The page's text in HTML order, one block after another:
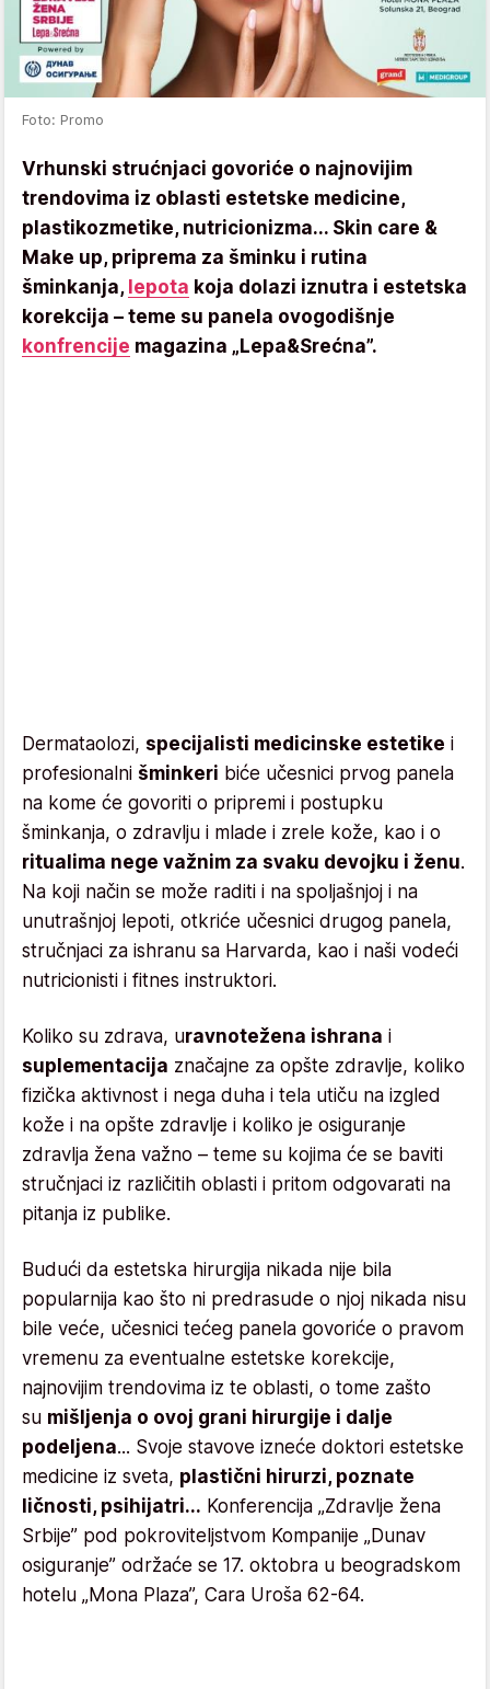
Foto: Promo
Vrhunski strućnjaci govoriće o najnovijim
trendovima iz oblasti estetske medicine,
plastikozmetike, nutricionizma... Skin care &
Make up, priprema za šminku i rutina
šminkanja, lepota koja dolazi iznutra i estetska
korekcija – teme su panela ovogodišnje
konfrencije magazina „Lepa&Srećna”.
Dermataolozi, specijalisti medicinske estetike i
profesionalni šminkeri biće učesnici prvog panela
na kome će govoriti o pripremi i postupku
šminkanja, o zdravlju i mlade i zrele kože, kao i o
ritualima nege važnim za svaku devojku i ženu.
Na koji način se može raditi i na spoljašnjoj i na
unutrašnjoj lepoti, otkriće učesnici drugog panela,
stručnjaci za ishranu sa Harvarda, kao i naši vodeći
nutricionisti i fitnes instruktori.
Koliko su zdrava, uravnotežena ishrana i
suplementacija značajne za opšte zdravlje, koliko
fizička aktivnost i nega duha i tela utiču na izgled
kože i na opšte zdravlje i koliko je osiguranje
zdravlja žena važno – teme su kojima će se baviti
stručnjaci iz različitih oblasti i pritom odgovarati na
pitanja iz publike.
Budući da estetska hirurgija nikada nije bila
popularnija kao što ni predrasude o njoj nikada nisu
bile veće, učesnici tećeg panela govoriće o pravom
vremenu za eventualne estetske korekcije,
najnovijim trendovima iz te oblasti, o tome zašto
su mišljenja o ovoj grani hirurgije i dalje
podeljena... Svoje stavove izneće doktori estetske
medicine iz sveta, plastični hirurzi, poznate
ličnosti, psihijatri... Konferencija „Zdravlje žena
Srbije” pod pokroviteljstvom Kompanije „Dunav
osiguranje” održaće se 17. oktobra u beogradskom
hotelu „Mona Plaza”, Cara Uroša 62-64.